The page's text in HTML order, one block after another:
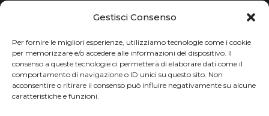
Gestisci Consenso
Per fornire le migliori esperienze, utilizziamo tecnologie come i cookie
per memorizzare e/o accedere alle informazioni del dispositivo. Il
consenso a queste tecnologie ci permetterà di elaborare dati come il
comportamento di navigazione o ID unici su questo sito. Non
acconsentire o ritirare il consenso può influire negativamente su alcune
caratteristiche e funzioni.
SILVIA SERAFINI SONIA GLAREY TAVAGNASCO TOR DES GEANTS
TOUR MONVISO TRAIL TRAIL MONTE CASTO TROFEO KIMA
TURIN MARATHON URBAN ZEMMER VAL DI FASSA RUNNING
VALENTINA BELOTTI